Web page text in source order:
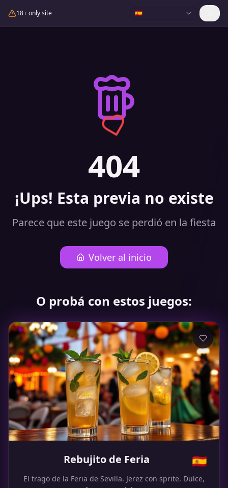
18+ only site 🇪🇸
404
¡Ups! Esta previa no existe
Parece que este juego se perdió en la fiesta
Volver al inicio
O probá con estos juegos:
Rebujito de Feria 🇪🇸
El trago de la Feria de Sevilla. Jerez con sprite. Dulce,